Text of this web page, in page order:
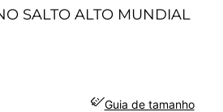
SALTO ALTO MUNDIAL
Guia de tamanho